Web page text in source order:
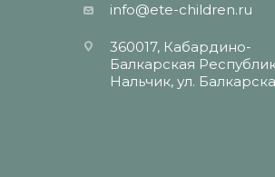
info@ete-children.ru
360017, Кабардино-
Балкарская
Нальчик, ул.